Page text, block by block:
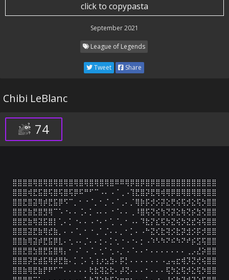
click to copypasta
September 2021
League of Legends
Tweet Share
Chibi LeBlanc
74
⣿⣿⣿⣿⢿⣿⢿⣿⢿⣿⢿⣿⢿⣿⢿⣿⢿⣿⢿⣿⠿⠿⢿⡿⣿⡿⣿⡿⣿⣿⣿⣿⣿⣿⣿⣿⣿⣿⣿⣿
⣿⣿⣿⢾⣟⣯⣿⢯⣿⢯⣿⢯⡿⠯⠛⠋⠉⠠⠄⠠⠈⢀⠠⢹⣟⣿⡽⣟⢿⢾⢿⡿⣿⢿⣿⢿⣿⢿⣿⣿
⣿⣿⣟⣿⣽⢿⡾⣟⣯⡿⠫⠉⡀⠂⠐⠈⡀⠂⡈⠠⠈⢀⠄⡈⢿⡷⡯⡺⡪⡽⣕⢟⢮⢯⡺⣕⢯⡳⣿⣿
⣿⣿⣟⣷⣟⣿⣻⢿⠉⠡⠐⠄⠄⢈⠄⡁⠠⠄⠄⠐⠈⠄⠄⢀⠸⣿⢯⢝⢮⢳⢝⡽⣕⢷⢝⡮⣳⢝⣿⣿
⣿⣿⣟⣷⢿⣽⣯⣿⡇⢁⠄⡁⠐⠄⠄⠠⠐⠄⠂⢁⠈⡀⠂⠠⠄⠹⣗⡝⣎⢯⡳⣝⢮⡳⣝⣞⢵⢯⣿⣿
⣿⣿⣿⣽⣟⣷⢿⣞⣷⡀⠄⠠⠈⡀⠂⠐⢀⠁⡈⠄⠄⡀⠂⡁⠄⠠⠓⣝⢎⣗⢽⡪⣗⡽⣺⡪⡯⡺⣿⣿
⣿⣿⣷⢿⣽⡾⣟⣯⡿⣇⠄⢂⠠⠄⡈⠄⠄⡂⠄⡁⢂⠐⠠⠐⠄⡂⠠⠱⠣⠳⠝⠮⠳⠝⠞⡮⣫⢯⣿⣿
⣿⣿⣟⣿⣳⣿⣟⣯⣿⢿⡄⠂⠠⠁⠠⠈⡀⢂⠁⢂⠠⡈⠠⠈⠄⠄⠂⠄⠄⠄⠄⠄⠄⠄⢀⡠⣜⡵⣿⣿
⣿⣿⣿⡽⣟⣾⣯⢿⡾⣟⣷⠄⡁⢈⠄⢡⢰⡰⣢⣳⠄⡯⡃⠄⠄⠄⠄⠄⠄⠠⣠⢤⣖⢾⡹⣝⢞⢮⣿⣿
⣿⣿⣷⢿⣟⣷⡟⠟⠋⠉⠄⠄⠄⠄⠄⢗⣗⢽⣕⢗⠄⡼⢝⠄⠄⠄⠂⠄⠄⠄⢯⡳⣕⢯⡺⣕⢯⡳⣿⣿